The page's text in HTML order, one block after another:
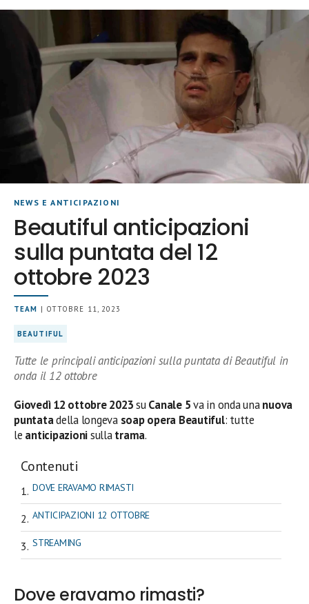
NEWS E ANTICIPAZIONI
Beautiful anticipazioni
sulla puntata del 12
ottobre 2023
TEAM | OTTOBRE 11, 2023
BEAUTIFUL
Tutte le principali anticipazioni sulla puntata di Beautiful in
onda il 12 ottobre
Giovedì 12 ottobre2023suCanale 5va in onda unanuova
puntatadella longeva soap opera Beautiful: tutte
le anticipazionisullatrama.
Contenuti
DOVE ERAVAMO RIMASTI
ANTICIPAZIONI 12 OTTOBRE
STREAMING
Dove eravamo rimasti?